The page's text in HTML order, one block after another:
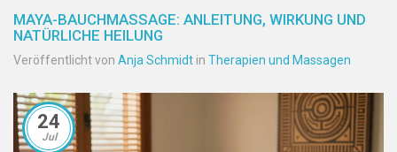
MAYA-BAUCHMASSAGE: ANLEITUNG, WIRKUNG UND
NATÜRLICHE HEILUNG
Veröffentlicht von Anja Schmidt in Therapien und Massagen
24
Jul